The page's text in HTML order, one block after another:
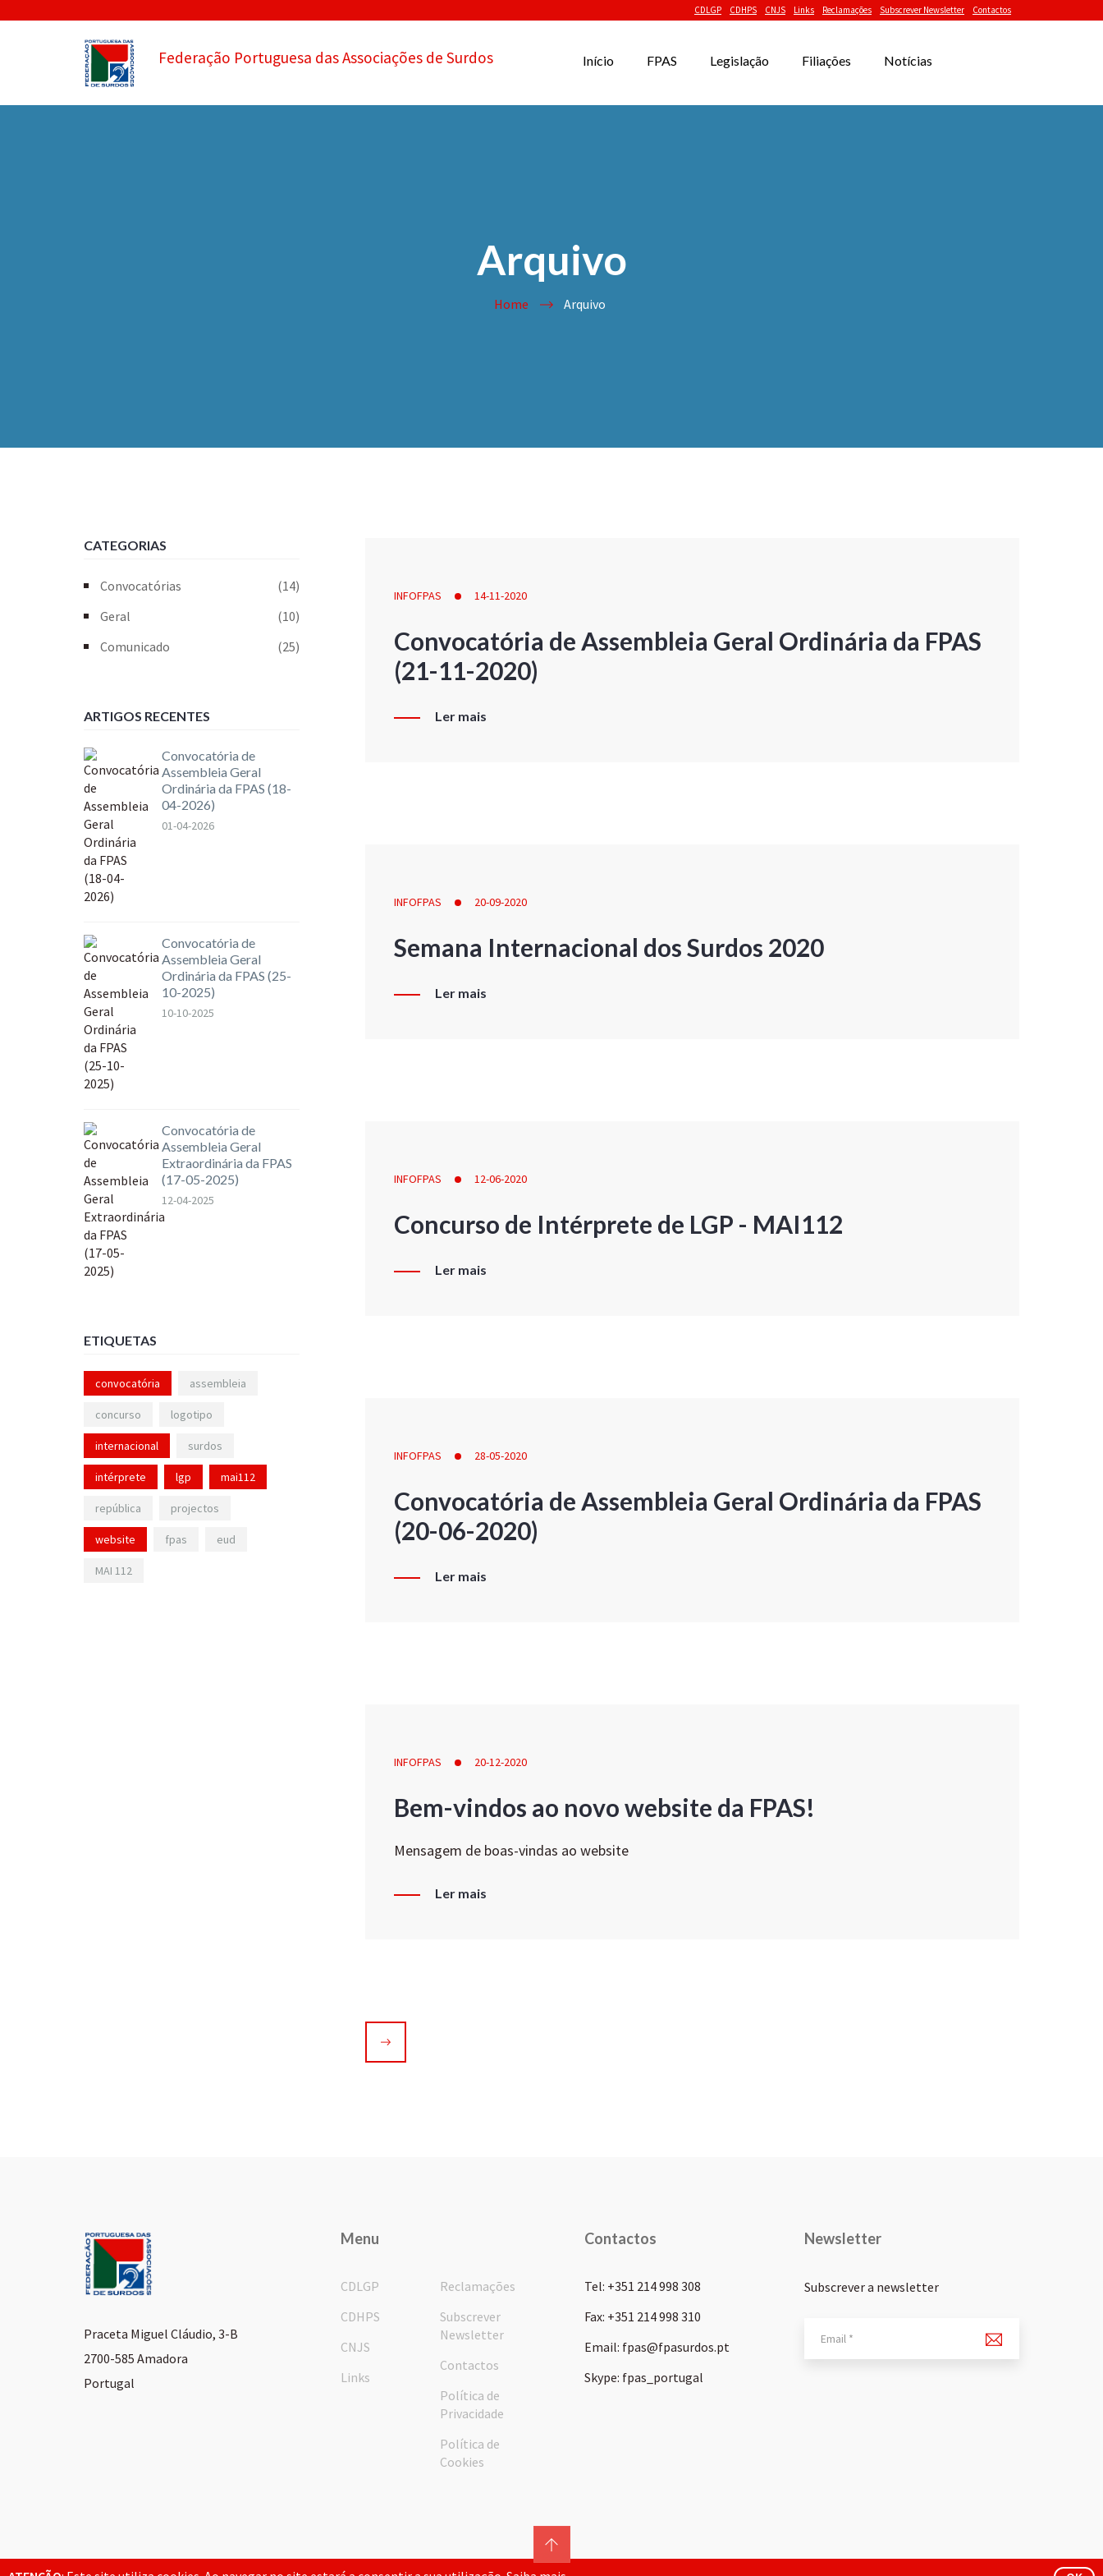
CDLGP CDHPS CNJS Links Reclamações Subscrever Newsletter Contactos
Federação Portuguesa das Associações de Surdos Início FPAS Legislação Filiações Notícias
Arquivo
Home Arquivo
INFOFPAS 14-11-2020
Convocatória de Assembleia Geral Ordinária da FPAS
(21-11-2020)
Ler mais
INFOFPAS 20-09-2020
Semana Internacional dos Surdos 2020
Ler mais
INFOFPAS 12-06-2020
Concurso de Intérprete de LGP - MAI112
Ler mais
INFOFPAS 28-05-2020
Convocatória de Assembleia Geral Ordinária da FPAS
(20-06-2020)
Ler mais
INFOFPAS 20-12-2020
Bem-vindos ao novo website da FPAS!
Mensagem de boas-vindas ao website
Ler mais
CATEGORIAS
Convocatórias
(14)
Geral
(10)
Comunicado
(25)
ARTIGOS RECENTES
Convocatória de
Assembleia Geral
Ordinária da FPAS (18-
04-2026)
01-04-2026
Convocatória de
Assembleia Geral
Ordinária da FPAS (25-
10-2025)
10-10-2025
Convocatória de
Assembleia Geral
Extraordinária da FPAS
(17-05-2025)
12-04-2025
ETIQUETAS
convocatória assembleia
concurso logotipo
internacional surdos
intérprete lgp mai112
república projectos
website fpas eud
MAI 112
Praceta Miguel Cláudio, 3-B
2700-585 Amadora
Portugal
Menu
CDLGP
CDHPS
CNJS
Links
Reclamações
Subscrever
Newsletter
Contactos
Política de
Privacidade
Política de
Cookies
Contactos
Tel: +351 214 998 308
Fax: +351 214 998 310
Email: fpas@fpasurdos.pt
Skype: fpas_portugal
Newsletter
Subscrever a newsletter
© 2026 FPAS. Todos os direitos reservados.